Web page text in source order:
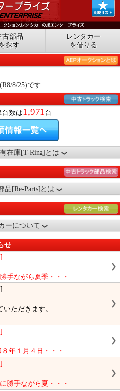
古部品
を探す
レンタカー
を借りる
8/25)です
台数は1,971 台
在庫[T-Ring]とは
品[Re-Parts]とは
ーについて
せ
手ながら夏季・・・
ただきます。
年１月４日・・・
勝手ながら夏・・・